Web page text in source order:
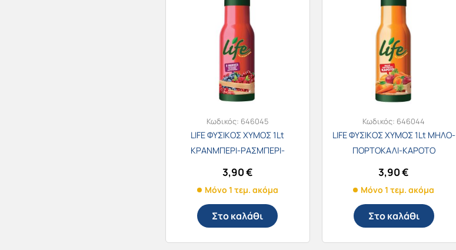
Κωδικός: 646045
LIFE ΦΥΣΙΚΟΣ ΧΥΜΟΣ 1Lt
ΚΡΑΝΜΠΕΡΙ-ΡΑΣΜΠΕΡΙ-
3,90€
Μόνο 1 τεμ. ακόμα
Στο καλάθι
Κωδικός: 646044
LIFE ΦΥΣΙΚΟΣ ΧΥΜΟΣ 1Lt ΜΗΛΟ-
ΠΟΡΤΟΚΑΛΙ-ΚΑΡΟΤΟ
3,90€
Μόνο 1 τεμ. ακόμα
Στο καλάθι